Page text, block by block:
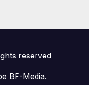
reserved
BF-Media.